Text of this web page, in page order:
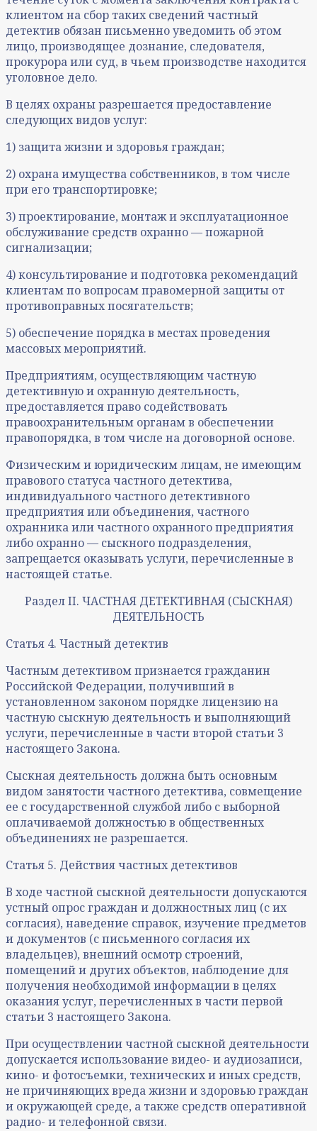
клиентом на сбор таких сведений частный
детектив обязан письменно уведомить об этом
лицо, производящее дознание, следователя,
прокурора или суд, в чьем производстве находится
уголовное дело.
В целях охраны разрешается предоставление
следующих видов услуг:
1) защита жизни и здоровья граждан;
2) охрана имущества собственников, в том числе
при его транспортировке;
3) проектирование, монтаж и эксплуатационное
обслуживание средств охранно — пожарной
сигнализации;
4) консультирование и подготовка рекомендаций
клиентам по вопросам правомерной защиты от
противоправных посягательств;
5) обеспечение порядка в местах проведения
массовых мероприятий.
Предприятиям, осуществляющим частную
детективную и охранную деятельность,
предоставляется право содействовать
правоохранительным органам в обеспечении
правопорядка, в том числе на договорной основе.
Физическим и юридическим лицам, не имеющим
правового статуса частного детектива,
индивидуального частного детективного
предприятия или объединения, частного
охранника или частного охранного предприятия
либо охранно — сыскного подразделения,
запрещается оказывать услуги, перечисленные в
настоящей статье.
Раздел II. ЧАСТНАЯ ДЕТЕКТИВНАЯ (СЫСКНАЯ)
ДЕЯТЕЛЬНОСТЬ
Статья 4. Частный детектив
Частным детективом признается гражданин
Российской Федерации, получивший в
установленном законом порядке лицензию на
частную сыскную деятельность и выполняющий
услуги, перечисленные в части второй статьи 3
настоящего Закона.
Сыскная деятельность должна быть основным
видом занятости частного детектива, совмещение
ее с государственной службой либо с выборной
оплачиваемой должностью в общественных
объединениях не разрешается.
Статья 5. Действия частных детективов
В ходе частной сыскной деятельности допускаются
устный опрос граждан и должностных лиц (с их
согласия), наведение справок, изучение предметов
и документов (с письменного согласия их
владельцев), внешний осмотр строений,
помещений и других объектов, наблюдение для
получения необходимой информации в целях
оказания услуг, перечисленных в части первой
статьи 3 настоящего Закона.
При осуществлении частной сыскной деятельности
допускается использование видео- и аудиозаписи,
кино- и фотосъемки, технических и иных средств,
не причиняющих вреда жизни и здоровью граждан
и окружающей среде, а также средств оперативной
радио- и телефонной связи.